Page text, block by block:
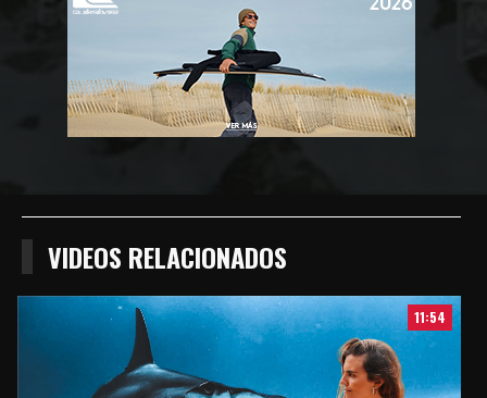
VIDEOS RELACIONADOS
11:54